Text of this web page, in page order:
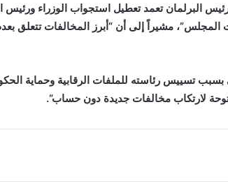
البرلمان تعمد تعطيل استجواب الوزراء
مشيراً إلى أن “أبرز المخالفات تتعلق
تسييس رئاسته للملفات الرقابية وحماية
لارتكاب مخالفات جديدة دون حساب“.